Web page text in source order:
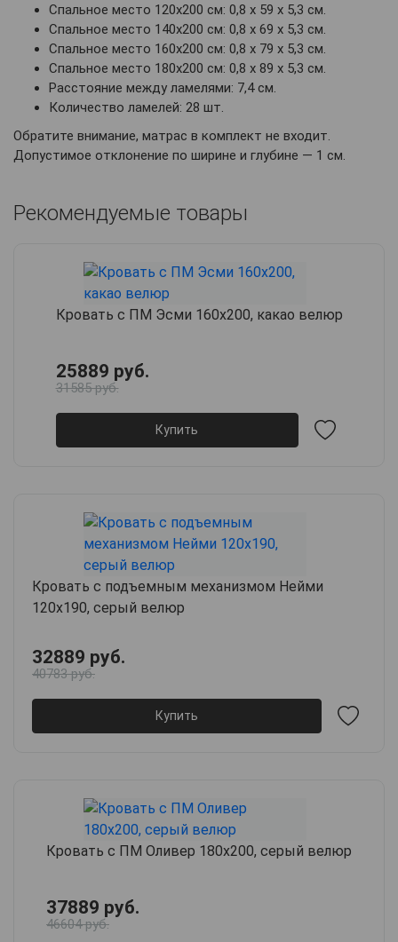
Спальное место 120х200 см: 0,8 х 59 х 5,3 см.
Спальное место 140х200 см: 0,8 х 69 х 5,3 см.
Спальное место 160х200 см: 0,8 х 79 х 5,3 см.
Спальное место 180х200 см: 0,8 х 89 х 5,3 см.
Расстояние между ламелями: 7,4 см.
Количество ламелей: 28 шт.
Обратите внимание, матрас в комплект не входит.
Допустимое отклонение по ширине и глубине — 1 см.
Рекомендуемые товары
Кровать с ПМ Эсми 160х200, какао велюр
25889 руб.
31585 руб.
Купить
Кровать с подъемным механизмом Нейми
120х190, серый велюр
32889 руб.
40783 руб.
Купить
Кровать с ПМ Оливер 180х200, серый велюр
37889 руб.
46604 руб.